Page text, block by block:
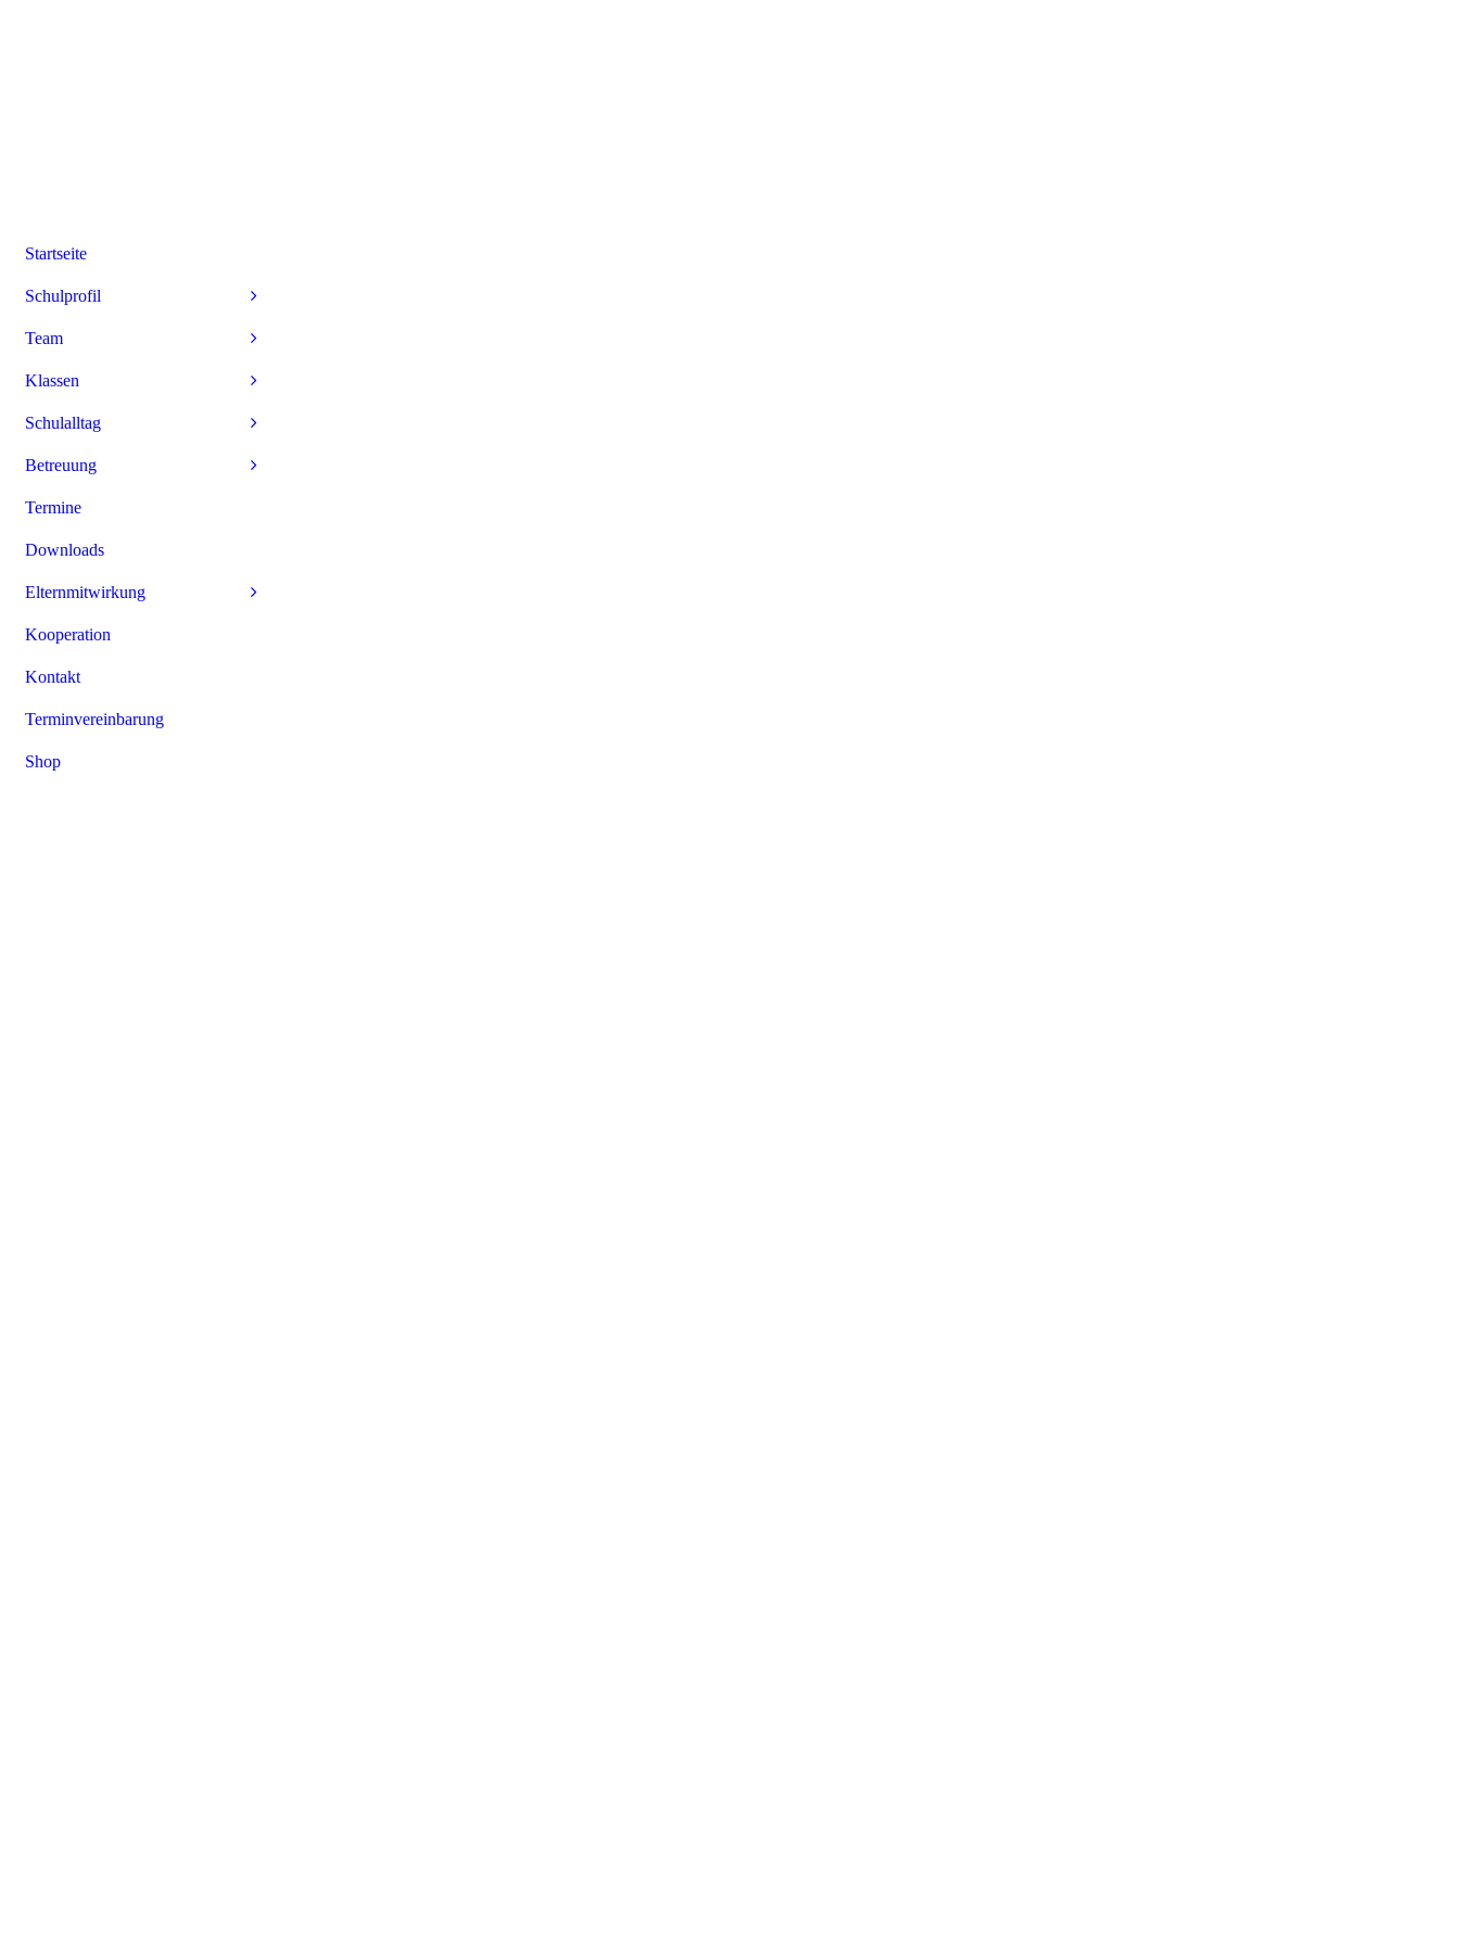
Startseite
Schulprofil
Team
Klassen
Schulalltag
Betreuung
Termine
Downloads
Elternmitwirkung
Kooperation
Kontakt
Terminvereinbarung
Shop